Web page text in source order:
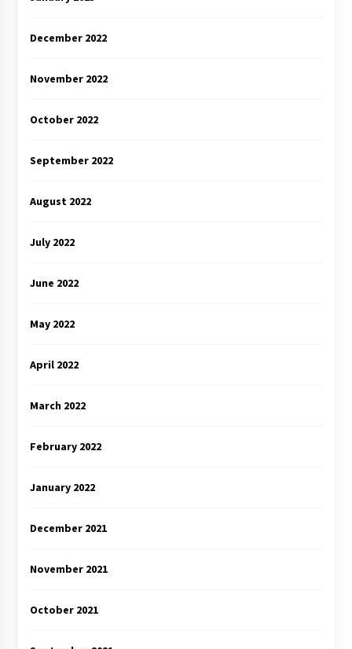
December 2022
November 2022
October 2022
September 2022
August 2022
July 2022
June 2022
May 2022
April 2022
March 2022
February 2022
January 2022
December 2021
November 2021
October 2021